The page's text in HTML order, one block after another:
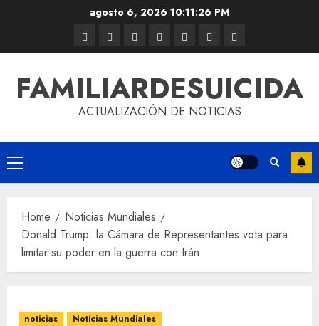
agosto 6, 2026 10:11:26 PM
FAMILIARDESUICIDA
ACTUALIZACIÓN DE NOTICIAS
Home
Noticias Mundiales
Donald Trump: la Cámara de Representantes vota para
limitar su poder en la guerra con Irán
noticias Noticias Mundiales